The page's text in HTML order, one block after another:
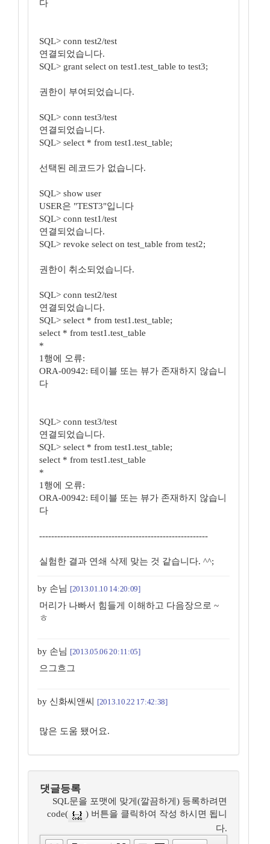
다
SQL> conn test2/test
연결되었습니다.
SQL> grant select on test1.test_table to test3;
권한이 부여되었습니다.
SQL> conn test3/test
연결되었습니다.
SQL> select * from test1.test_table;
선택된 레코드가 없습니다.
SQL> show user
USER은 "TEST3"입니다
SQL> conn test1/test
연결되었습니다.
SQL> revoke select on test_table from test2;
권한이 취소되었습니다.
SQL> conn test2/test
연결되었습니다.
SQL> select * from test1.test_table;
select * from test1.test_table
*
1행에 오류:
ORA-00942: 테이블 또는 뷰가 존재하지 않습니
다
SQL> conn test3/test
연결되었습니다.
SQL> select * from test1.test_table;
select * from test1.test_table
*
1행에 오류:
ORA-00942: 테이블 또는 뷰가 존재하지 않습니
다
--------------------------------------------------------
실험한 결과 연쇄 삭제 맞는 것 같습니다. ^^;
by 손님 [2013.01.10 14:20:09]
머리가 나빠서 힘들게 이해하고 다음장으로 ~
ㅎ
by 손님 [2013.05.06 20:11:05]
으그흐그
by 신화씨앤씨 [2013.10.22 17:42:38]
많은 도움 됐어요.
댓글등록
SQL문을 포맷에 맞게(깔끔하게) 등록하려면
code(
) 버튼을 클릭하여 작성 하시면 됩니
다.